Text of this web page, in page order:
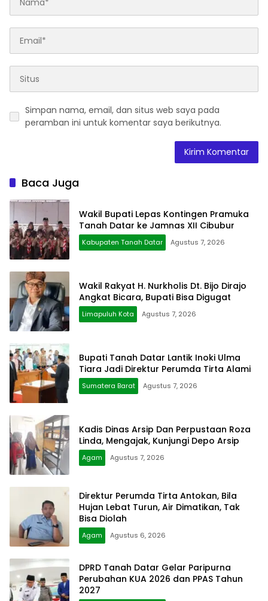
Simpan nama, email, dan situs web saya pada
peramban ini untuk komentar saya berikutnya.
Baca Juga
Wakil Bupati Lepas Kontingen Pramuka
Tanah Datar ke Jamnas XII Cibubur
Kabupaten Tanah Datar Agustus 7, 2026
Wakil Rakyat H. Nurkholis Dt. Bijo Dirajo
Angkat Bicara, Bupati Bisa Digugat
Limapuluh Kota Agustus 7, 2026
Bupati Tanah Datar Lantik Inoki Ulma
Tiara Jadi Direktur Perumda Tirta Alami
Sumatera Barat Agustus 7, 2026
Kadis Dinas Arsip Dan Perpustaan Roza
Linda, Mengajak, Kunjungi Depo Arsip
Agam Agustus 7, 2026
Direktur Perumda Tirta Antokan, Bila
Hujan Lebat Turun, Air Dimatikan, Tak
Bisa Diolah
Agam Agustus 6, 2026
DPRD Tanah Datar Gelar Paripurna
Perubahan KUA 2026 dan PPAS Tahun
2027